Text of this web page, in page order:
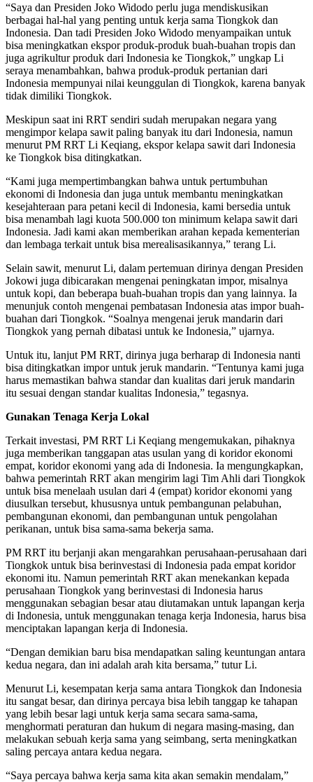
“Saya dan Presiden Joko Widodo perlu juga mendiskusikan
berbagai hal-hal yang penting untuk kerja sama Tiongkok dan
Indonesia. Dan tadi Presiden Joko Widodo menyampaikan untuk
bisa meningkatkan ekspor produk-produk buah-buahan tropis dan
juga agrikultur produk dari Indonesia ke Tiongkok,” ungkap Li
seraya menambahkan, bahwa produk-produk pertanian dari
Indonesia mempunyai nilai keunggulan di Tiongkok, karena banyak
tidak dimiliki Tiongkok.
Meskipun saat ini RRT sendiri sudah merupakan negara yang
mengimpor kelapa sawit paling banyak itu dari Indonesia, namun
menurut PM RRT Li Keqiang, ekspor kelapa sawit dari Indonesia
ke Tiongkok bisa ditingkatkan.
“Kami juga mempertimbangkan bahwa untuk pertumbuhan
ekonomi di Indonesia dan juga untuk membantu meningkatkan
kesejahteraan para petani kecil di Indonesia, kami bersedia untuk
bisa menambah lagi kuota 500.000 ton minimum kelapa sawit dari
Indonesia. Jadi kami akan memberikan arahan kepada kementerian
dan lembaga terkait untuk bisa merealisasikannya,” terang Li.
Selain sawit, menurut Li, dalam pertemuan dirinya dengan Presiden
Jokowi juga dibicarakan mengenai peningkatan impor, misalnya
untuk kopi, dan beberapa buah-buahan tropis dan yang lainnya. Ia
menunjuk contoh mengenai pembatasan Indonesia atas impor buah-
buahan dari Tiongkok. “Soalnya mengenai jeruk mandarin dari
Tiongkok yang pernah dibatasi untuk ke Indonesia,” ujarnya.
Untuk itu, lanjut PM RRT, dirinya juga berharap di Indonesia nanti
bisa ditingkatkan impor untuk jeruk mandarin. “Tentunya kami juga
harus memastikan bahwa standar dan kualitas dari jeruk mandarin
itu sesuai dengan standar kualitas Indonesia,” tegasnya.
Gunakan Tenaga Kerja Lokal
Terkait investasi, PM RRT Li Keqiang mengemukakan, pihaknya
juga memberikan tanggapan atas usulan yang di koridor ekonomi
empat, koridor ekonomi yang ada di Indonesia. Ia mengungkapkan,
bahwa pemerintah RRT akan mengirim lagi Tim Ahli dari Tiongkok
untuk bisa menelaah usulan dari 4 (empat) koridor ekonomi yang
diusulkan tersebut, khususnya untuk pembangunan pelabuhan,
pembangunan ekonomi, dan pembangunan untuk pengolahan
perikanan, untuk bisa sama-sama bekerja sama.
PM RRT itu berjanji akan mengarahkan perusahaan-perusahaan dari
Tiongkok untuk bisa berinvestasi di Indonesia pada empat koridor
ekonomi itu. Namun pemerintah RRT akan menekankan kepada
perusahaan Tiongkok yang berinvestasi di Indonesia harus
menggunakan sebagian besar atau diutamakan untuk lapangan kerja
di Indonesia, untuk menggunakan tenaga kerja Indonesia, harus bisa
menciptakan lapangan kerja di Indonesia.
“Dengan demikian baru bisa mendapatkan saling keuntungan antara
kedua negara, dan ini adalah arah kita bersama,” tutur Li.
Menurut Li, kesempatan kerja sama antara Tiongkok dan Indonesia
itu sangat besar, dan dirinya percaya bisa lebih tanggap ke tahapan
yang lebih besar lagi untuk kerja sama secara sama-sama,
menghormati peraturan dan hukum di negara masing-masing, dan
melakukan sebuah kerja sama yang seimbang, serta meningkatkan
saling percaya antara kedua negara.
“Saya percaya bahwa kerja sama kita akan semakin mendalam,”